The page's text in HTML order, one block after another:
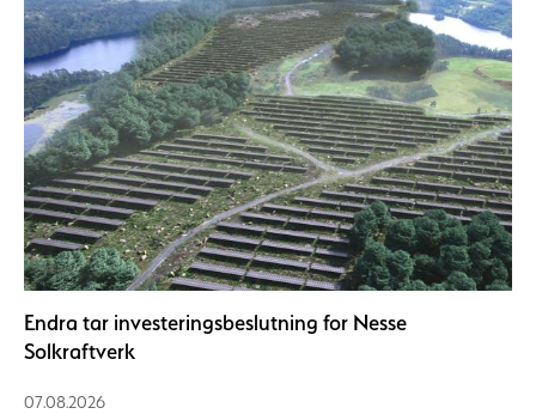
Endra tar investeringsbeslutning for Nesse
Solkraftverk
07.08.2026